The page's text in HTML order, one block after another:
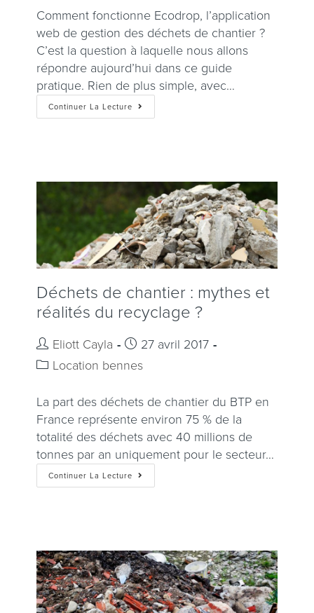
Comment fonctionne Ecodrop, l’application
web de gestion des déchets de chantier ?
C’est la question à laquelle nous allons
répondre aujourd’hui dans ce guide
pratique. Rien de plus simple, avec…
Continuer La Lecture
Déchets de chantier : mythes et
réalités du recyclage ?
Eliott Cayla
27 avril 2017
Location bennes
La part des déchets de chantier du BTP en
France représente environ 75 % de la
totalité des déchets avec 40 millions de
tonnes par an uniquement pour le secteur…
Continuer La Lecture